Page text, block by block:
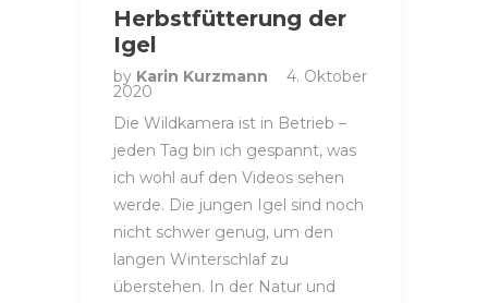
Herbstfütterung der
Igel
by Karin Kurzmann 4. Oktober
2020
Die Wildkamera ist in Betrieb –
jeden Tag bin ich gespannt, was
ich wohl auf den Videos sehen
werde. Die jungen Igel sind noch
nicht schwer genug, um den
langen Winterschlaf zu
überstehen. In der Natur und